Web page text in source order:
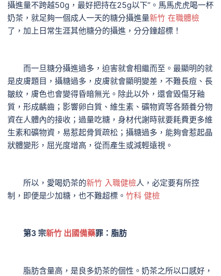
攝進量不跨越50g，最好把持在25g以下”。馬馬虎虎喝一杯
奶茶，就足夠一個成人一天的糖分攝進量新竹 在職體檢
了，加上日常生涯其他糖分的攝進，分分鐘超標！
而一旦糖分攝進過多，迫害就會相繼而至。最顯明的就
是皮膚題目，攝糖過多，皮膚就會顯明變差，不難長痘、長
皺紋，膚色也會變得昏暗無光。除此以外，還會毀傷牙釉
質，形成齲齒；影響卵白質、維生素、礦物資等各類養分物
資在人體內的接收；過量吃糖，身材代謝時就要耗費更多維
生素和礦物資，易惹起骨質疏松；攝糖過多，能夠會惹起晶
狀體變形，屈光度增高，從而產生或減輕遠視。
所以，愛喝奶茶的新竹 入職健檢人，必定要有所控
制，即便是少加糖，也不難超標。 竹科 健檢
第3 宗新竹 出國備藥罪：脂肪
脂肪含量高，是良多奶茶的個性。奶茶之所以口感好，